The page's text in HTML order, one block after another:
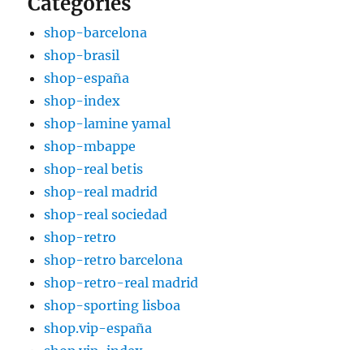
shop-barcelona
shop-brasil
shop-españa
shop-index
shop-lamine yamal
shop-mbappe
shop-real betis
shop-real madrid
shop-real sociedad
shop-retro
shop-retro barcelona
shop-retro-real madrid
shop-sporting lisboa
shop.vip-españa